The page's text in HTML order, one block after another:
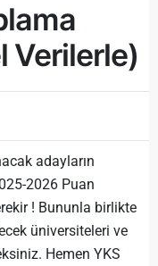
Verilerle)
adayların
2026 Puan
! Bununla birlikte
üniversiteleri ve
Hemen YKS